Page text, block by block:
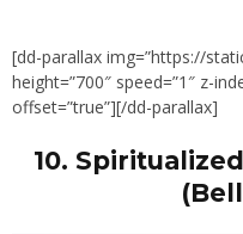
[dd-parallax img=”https://
height=”700″ speed=”1″ z-
offset=”true”][/dd-parallax]
10.